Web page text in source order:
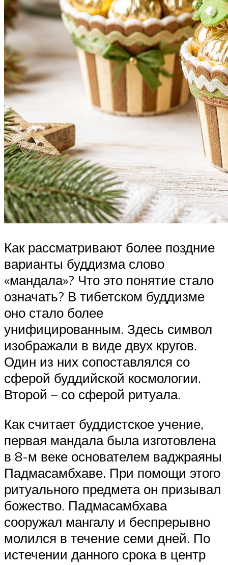
Как рассматривают более поздние
варианты буддизма слово
«мандала»? Что это понятие стало
означать? В тибетском буддизме
оно стало более
унифицированным. Здесь символ
изображали в виде двух кругов.
Один из них сопоставлялся со
сферой буддийской космологии.
Второй – со сферой ритуала.
Как считает буддистское учение,
первая мандала была изготовлена
в 8-м веке основателем ваджраяны
Падмасамбхаве. При помощи этого
ритуального предмета он призывал
божество. Падмасамбхава
сооружал мангалу и беспрерывно
молился в течение семи дней. По
истечении данного срока в центр